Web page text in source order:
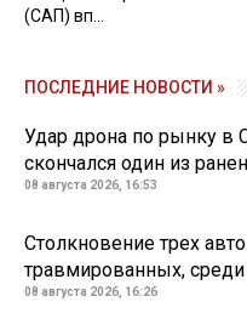
(САП) вп...
ПОСЛЕДНИЕ НОВОСТИ »
Удар дрона по рынку в
скончался один из
08 августа 2026, 16:53
Столкновение трех
травмированных,
08 августа 2026, 16:26